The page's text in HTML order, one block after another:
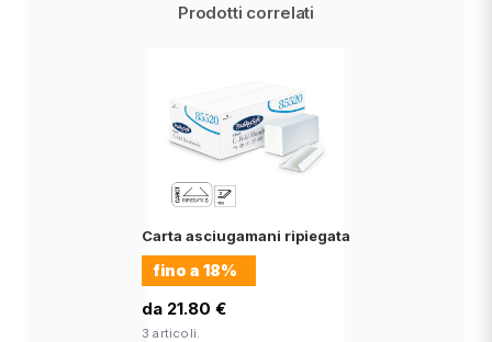
Prodotti correlati
Carta asciugamani ripiegata
fino a 18%
da 21.80 €
3 articoli.